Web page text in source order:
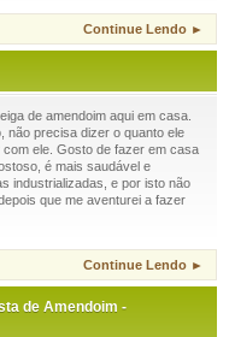
Continue Lendo ►
de amendoim aqui em casa.
não precisa dizer o quanto ele
ele. Gosto de fazer em casa
é mais saudável e
industrializadas, e por isto não
que me aventurei a fazer
Continue Lendo ►
de Amendoim -